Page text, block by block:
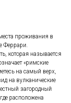
проживания в
Феррари.
которая называется
«римские
на самый верх,
на вулканические
загородный
расположена